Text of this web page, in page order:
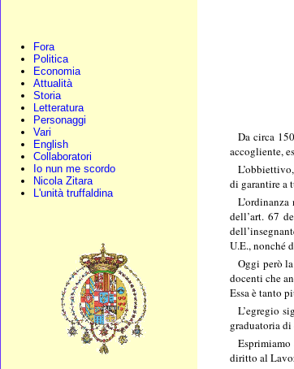
Fora
Politica
Economia
Attualità
Storia
Letteratura
Personaggi
Vari
English
Collaboratori
Io nun me scordo
Nicola Zitara
L'unità truffaldina
Da circa
accogliente,
di garantire a
dell’art. 67
U.E., nonché
Oggi però
docenti che
Essa è tanto
L’egregio
graduatoria
diritto al